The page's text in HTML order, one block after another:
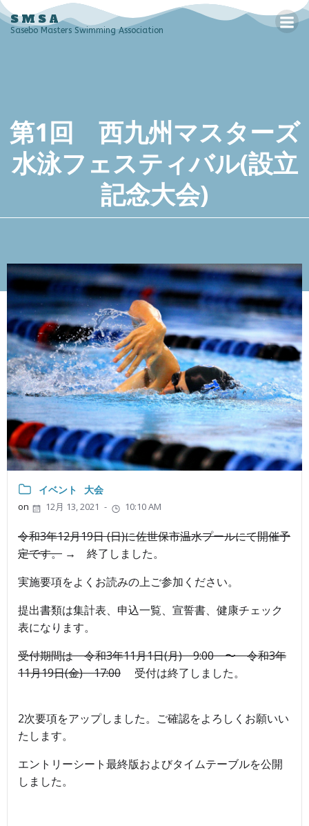
コ
キ
ッ
プ
SMSA
Sasebo Masters Swimming Association
第1回 ⻄九州マスターズ
水泳フェスティバル(設立
記念大会)
イベント 大会
on 12月 13, 2021 - 10:10 AM
令和3年12月19日 (日)に佐世保市温水プールにて開催予
定です。 → 終了しました。
実施要項をよくお読みの上ご参加ください。
提出書類は集計表、申込一覧、宣誓書、健康チェック
表になります。
受付期間は 令和3年11月1日(月) 9:00 〜 令和3年
11月19日(金) 17:00 受付は終了しました。
2次要項をアップしました。ご確認をよろしくお願いい
たします。
エントリーシート最終版およびタイムテーブルを公開
しました。